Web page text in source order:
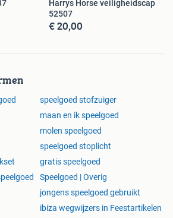
Harrys Horse veiligheidscap
52507
€ 20,00
speelgoed stofzuiger
maan en ik speelgoed
molen speelgoed
speelgoed stoplicht
gratis speelgoed
Speelgoed | Overig
jongens speelgoed gebruikt
ibiza wegwijzers in Feestartikelen